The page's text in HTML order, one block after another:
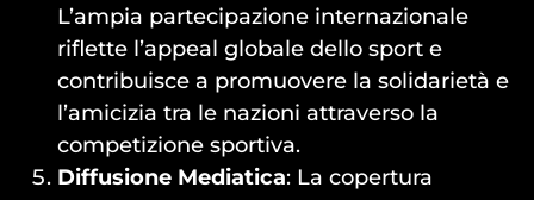
L’ampia partecipazione internazionale
riflette l’appeal globale dello sport e
contribuisce a promuovere la solidarietà e
l’amicizia tra le nazioni attraverso la
competizione sportiva.
Diffusione Mediatica: La copertura